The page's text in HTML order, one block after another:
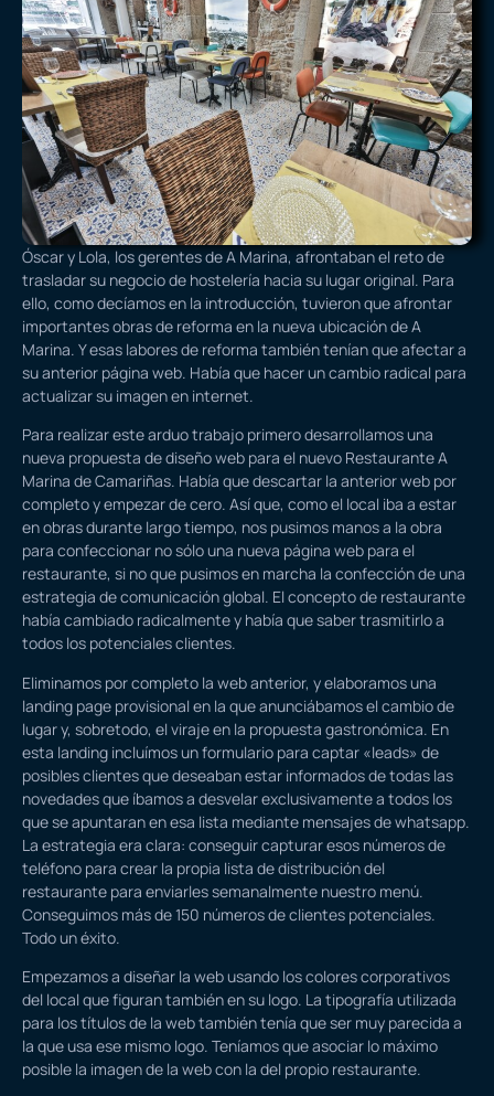
Óscar y Lola, los gerentes de A Marina, afrontaban el reto de
trasladar su negocio de hostelería hacia su lugar original. Para
ello, como decíamos en la introducción, tuvieron que afrontar
importantes obras de reforma en la nueva ubicación de A
Marina. Y esas labores de reforma también tenían que afectar a
su anterior página web. Había que hacer un cambio radical para
actualizar su imagen en internet.
Para realizar este arduo trabajo primero desarrollamos una
nueva propuesta de diseño web para el nuevo Restaurante A
Marina de Camariñas. Había que descartar la anterior web por
completo y empezar de cero. Así que, como el local iba a estar
en obras durante largo tiempo, nos pusimos manos a la obra
para confeccionar no sólo una nueva página web para el
restaurante, si no que pusimos en marcha la confección de una
estrategia de comunicación global. El concepto de restaurante
había cambiado radicalmente y había que saber trasmitirlo a
todos los potenciales clientes.
Eliminamos por completo la web anterior, y elaboramos una
landing page provisional en la que anunciábamos el cambio de
lugar y, sobretodo, el viraje en la propuesta gastronómica. En
esta landing incluímos un formulario para captar «leads» de
posibles clientes que deseaban estar informados de todas las
novedades que íbamos a desvelar exclusivamente a todos los
que se apuntaran en esa lista mediante mensajes de whatsapp.
La estrategia era clara: conseguir capturar esos números de
teléfono para crear la propia lista de distribución del
restaurante para enviarles semanalmente nuestro menú.
Conseguimos más de 150 números de clientes potenciales.
Todo un éxito.
Empezamos a diseñar la web usando los colores corporativos
del local que figuran también en su logo. La tipografía utilizada
para los títulos de la web también tenía que ser muy parecida a
la que usa ese mismo logo. Teníamos que asociar lo máximo
posible la imagen de la web con la del propio restaurante.